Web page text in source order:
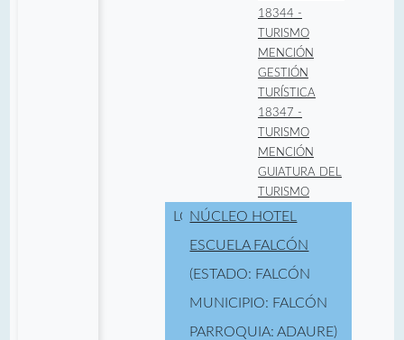
18344 -
TURISMO
MENCIÓN
GESTIÓN
TURÍSTICA
18347 -
TURISMO
MENCIÓN
GUIATURA DEL
TURISMO
LOCALIDAD:
NÚCLEO HOTEL
ESCUELA FALCÓN
(ESTADO: FALCÓN
MUNICIPIO: FALCÓN
PARROQUIA: ADAURE)